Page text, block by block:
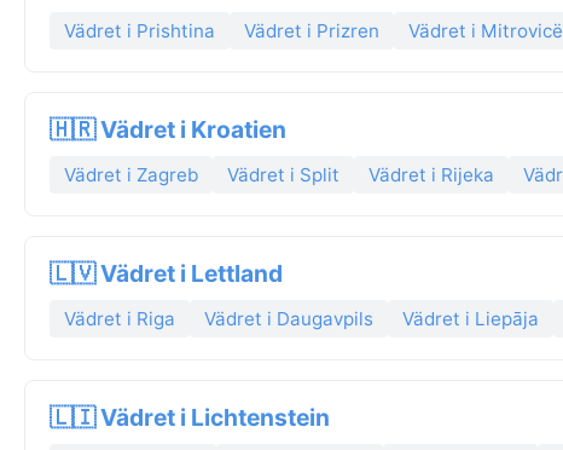
Vädret i Prishtina Vädret i Prizren Vädret i Mitrovicë
🇭🇷 Vädret i Kroatien
Vädret i Zagreb Vädret i Split Vädret i Rijeka
🇱🇻 Vädret i Lettland
Vädret i Riga Vädret i Daugavpils Vädret i Liepāja
🇱🇮 Vädret i Lichtenstein